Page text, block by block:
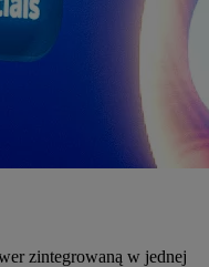
zintegrowaną w jednej